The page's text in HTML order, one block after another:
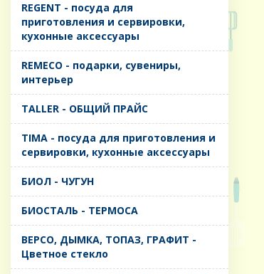
REGENT - посуда для
приготовления и сервировки,
кухонные аксессуары
REMECO - подарки, сувениры,
интерьер
TALLER - ОБЩИЙ ПРАЙС
TIMA - посуда для приготовления и
сервировки, кухонные аксессуары
БИОЛ - ЧУГУН
БИОСТАЛЬ - ТЕРМОСА
ВЕРСО, ДЫМКА, ТОПАЗ, ГРАФИТ -
Цветное стекло